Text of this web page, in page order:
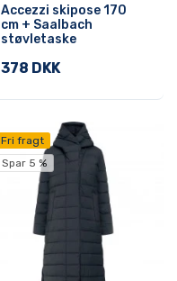
Accezzi skipose 170
cm + Saalbach
støvletaske
378 DKK
Fri fragt
Spar 5 %